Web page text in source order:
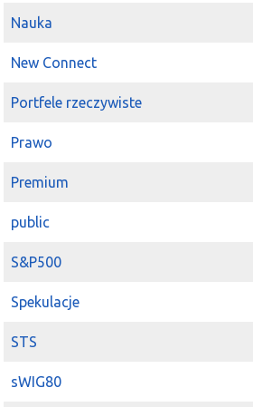
Nauka
New Connect
Portfele rzeczywiste
Prawo
Premium
public
S&P500
Spekulacje
STS
sWIG80